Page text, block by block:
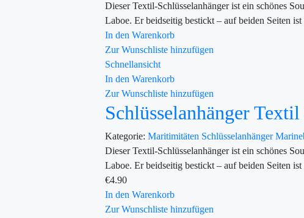
Dieser Textil-Schlüsselanhänger ist ein schönes
Laboe. Er beidseitig bestickt – auf beiden Seiten
In den Warenkorb
Zur Wunschliste hinzufügen
Schnellansicht
In den Warenkorb
Zur Wunschliste hinzufügen
Schlüsselanhänger
Kategorie: Maritimitäten Schlüsselanhänger
Dieser Textil-Schlüsselanhänger ist ein schönes
Laboe. Er beidseitig bestickt – auf beiden Seiten
€4.90
In den Warenkorb
Zur Wunschliste hinzufügen